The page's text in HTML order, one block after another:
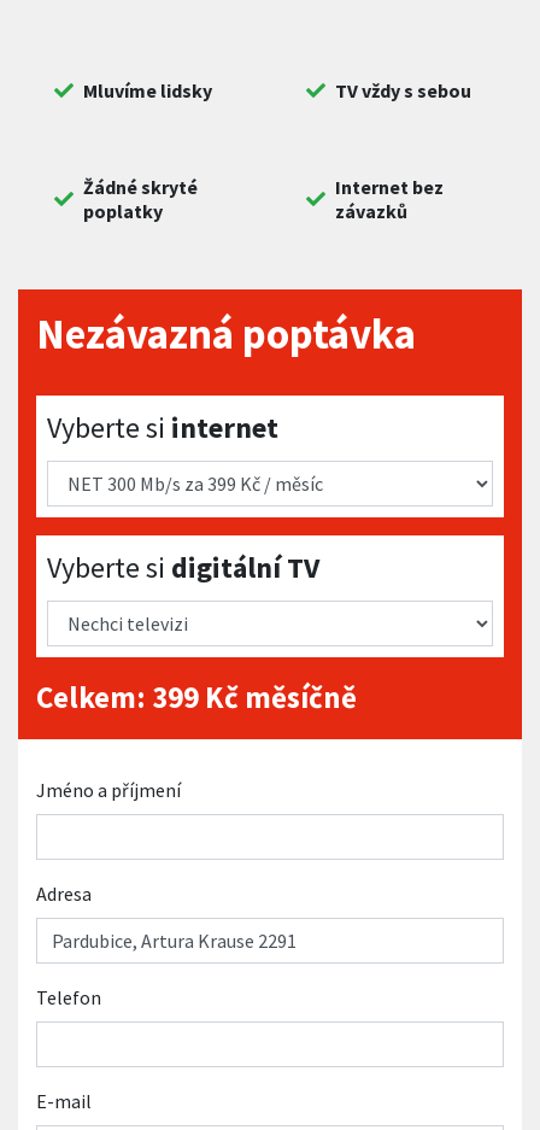
Mluvíme lidsky TV vždy s sebou
Žádné skryté
poplatky
Internet bez
závazků
Nezávazná poptávka
Vyberte si internet
Vyberte si internet
Vyberte si digitální TV
Vyberte si digitální TV
Celkem: 399 Kč měsíčně
Jméno a příjmení
Adresa
Telefon
E-mail